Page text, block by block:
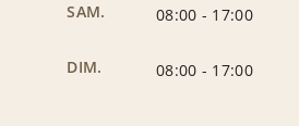
SAM. 08:00 - 17:00
DIM. 08:00 - 17:00